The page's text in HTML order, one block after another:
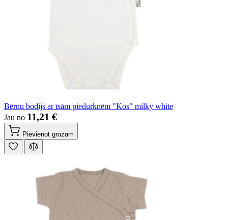
Bērnu bodijs ar īsām piedurknēm "Kos" milky white
Jau no 11,21 €
Pievienot grozam